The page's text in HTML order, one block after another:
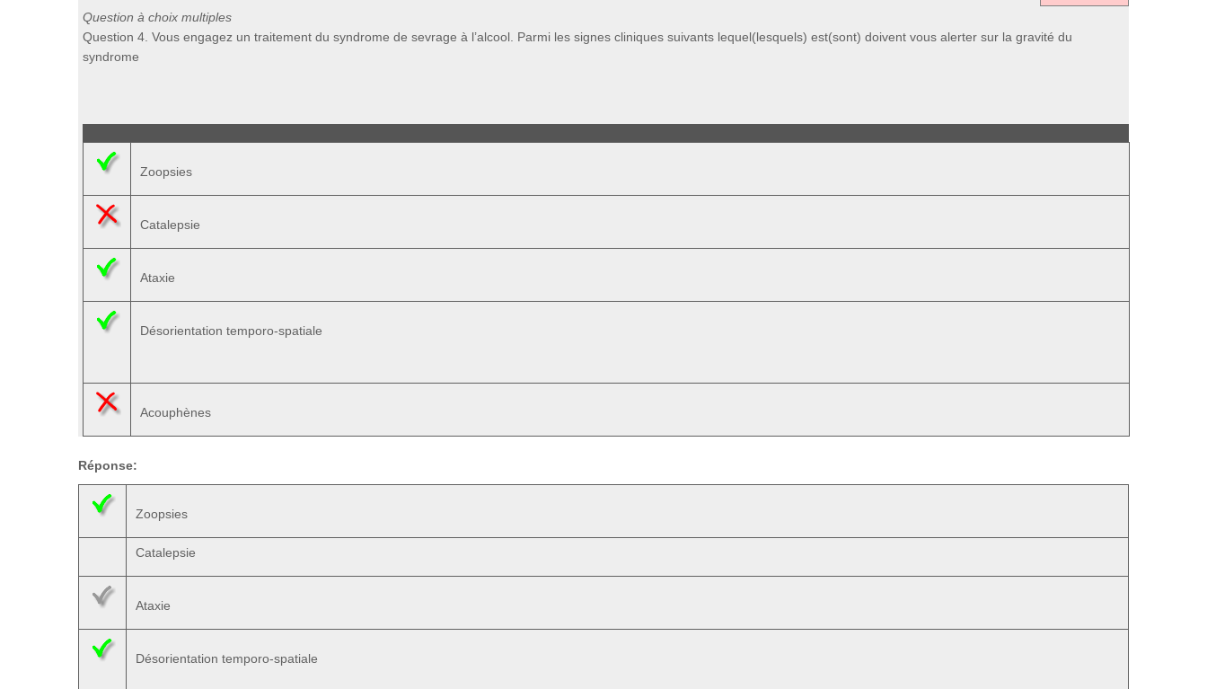
Question à choix multiples
Question 4. Vous engagez un traitement du syndrome de sevrage à l’alcool. Parmi les signes cliniques suivants lequel(lesquels) est(sont) doivent vous alerter sur la gravité du
syndrome
Zoopsies
Catalepsie
Ataxie
Désorientation temporo-spatiale
Acouphènes
Réponse:
Zoopsies
Catalepsie
Ataxie
Désorientation temporo-spatiale